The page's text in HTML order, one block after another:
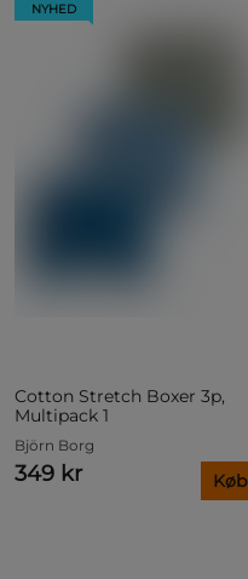
NYHED
Cotton Stretch Boxer 3p,
Multipack 1
Björn Borg
349 kr Køb